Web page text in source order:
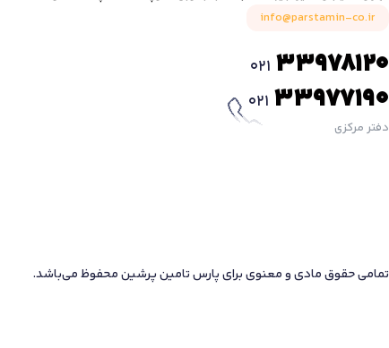
info@parstamin-co.ir
021 33978120
021 33977190
دفتر مرکزی
تمامی حقوق مادی و معنوی برای پارس تامین پرشین محفوظ می‌باشد.